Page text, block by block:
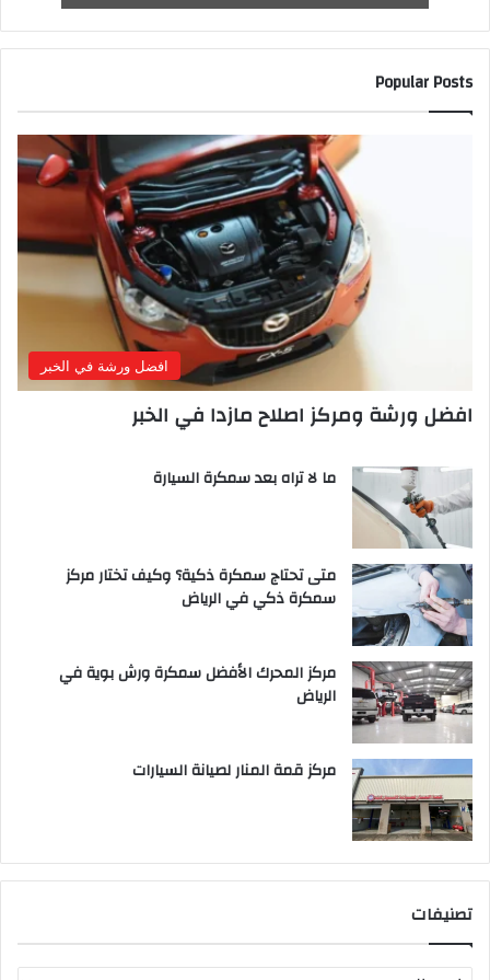
Popular Posts
افضل ورشة في الخبر
افضل ورشة ومركز اصلاح مازدا في الخبر
ما لا تراه بعد سمكرة السيارة
متى تحتاج سمكرة ذكية؟ وكيف تختار مركز
سمكرة ذكي في الرياض
مركز المحرك الأفضل سمكرة ورش بوية في
الرياض
مركز قمة المنار لصيانة السيارات
تصنيفات